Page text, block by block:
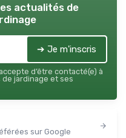
actualités de
➔ Je m'inscris
d’être contacté(e) à
jardinage et ses
sur Google